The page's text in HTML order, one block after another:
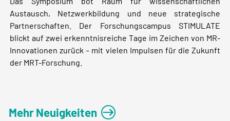
Austausch, Netzwerkbildung und neue strategische
Partnerschaften. Der Forschungscampus STIMULATE
blickt auf zwei erkenntnisreiche Tage im Zeichen von MR-
Innovationen zurück – mit vielen Impulsen für die Zukunft
der MRT-Forschung.
Mehr Neuigkeiten